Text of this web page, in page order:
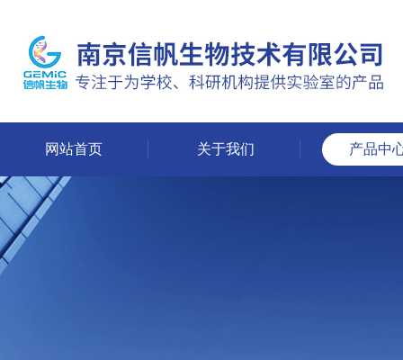
网站首页 关于我们 产品中